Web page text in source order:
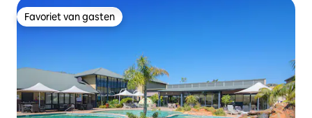
Favoriet van gasten
Favoriet van gasten